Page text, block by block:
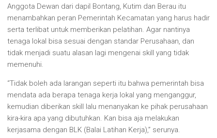
Anggota Dewan dari dapil Bontang, Kutim dan Berau itu
menambahkan peran Pemerintah Kecamatan yang harus hadir
serta terlibat untuk memberikan pelatihan. Agar nantinya
tenaga lokal bisa sesuai dengan standar Perusahaan, dan
tidak menjadi suatu alasan lagi mengenai skill yang tidak
memenuhi.
“Tidak boleh ada larangan seperti itu bahwa pemerintah bisa
mendata ada berapa tenaga kerja lokal yang menganggur,
kemudian diberikan skill lalu menanyakan ke pihak perusahaan
kira-kira apa yang dibutuhkan. Kan bisa aja melakukan
kerjasama dengan BLK (Balai Latihan Kerja),” serunya.